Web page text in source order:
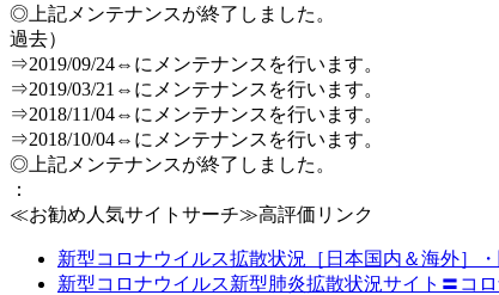
◎上記メンテナンスが終了しました。
過去）
⇒2019/09/24⇔にメンテナンスを行います。
⇒2019/03/21⇔にメンテナンスを行います。
⇒2018/11/04⇔にメンテナンスを行います。
⇒2018/10/04⇔にメンテナンスを行います。
◎上記メンテナンスが終了しました。
：
≪お勧め人気サイトサーチ≫高評価リンク
新型コロナウイルス拡散状況［日本国内＆海外］
新型コロナウイルス新型肺炎拡散状況サイト〓コ